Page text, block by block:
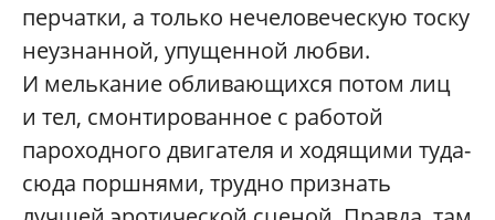
перчатки, а только нечеловеческую тоску
неузнанной, упущенной любви.
И мелькание обливающихся потом лиц
и тел, смонтированное с работой
пароходного двигателя и ходящими туда-
сюда поршнями, трудно признать